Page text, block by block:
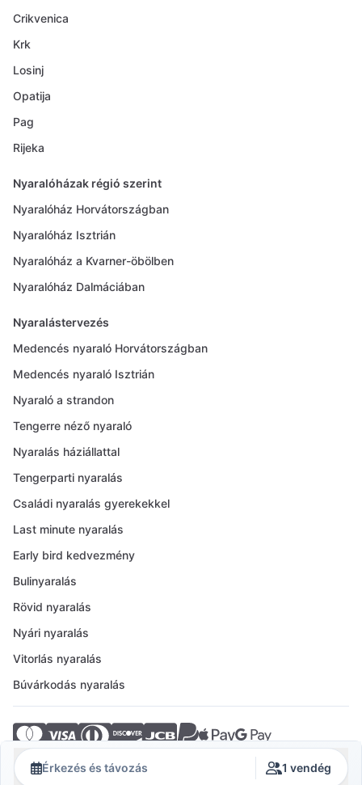
Érkezés és távozás 1 vendég
Crikvenica
Krk
Losinj
Opatija
Pag
Rijeka
Nyaralóházak régió szerint
Nyaralóház Horvátországban
Nyaralóház Isztrián
Nyaralóház a Kvarner-öbölben
Nyaralóház Dalmáciában
Nyaralástervezés
Medencés nyaraló Horvátországban
Medencés nyaraló Isztrián
Nyaraló a strandon
Tengerre néző nyaraló
Nyaralás háziállattal
Tengerparti nyaralás
Családi nyaralás gyerekekkel
Last minute nyaralás
Early bird kedvezmény
Bulinyaralás
Rövid nyaralás
Nyári nyaralás
Vitorlás nyaralás
Búvárkodás nyaralás
© 2026 Crovillas GmbH